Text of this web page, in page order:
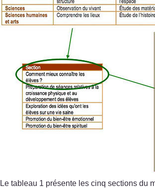
Le tableau 1 présente les cinq sections du